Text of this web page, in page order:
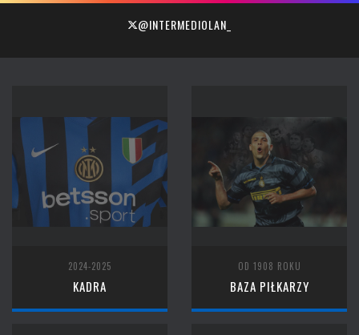
@INTERMEDIOLAN_
2024-2025
KADRA
OD 1908 ROKU
BAZA PIŁKARZY